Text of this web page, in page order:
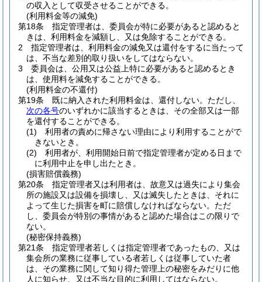
の収入として収受させることができる。
(利用料金等の減免)
第18条
指定管理者は、委員会が特に必要があると認めると
きは、利用料金を減額し、又は免除することができる。
2
指定管理者は、利用料金の減免又は還付をするに当たって
は、不当な差別的取り扱いをしてはならない。
3
委員会は、公用又は公益上特に必要があると認めるとき
は、使用料を減免することができる。
(利用料金の不還付)
第19条
既に納入された利用料金は、還付しない。 ただし、
次の各号のいずれかに該当するときは、その全部又は一部
を還付することができる。
(1)
利用者の責めに帰さない理由により利用することがで
きないとき。
(2)
利用者が、利用開始日前で指定管理者が定める日まで
に利用中止を申し出たとき。
(損害賠償義務)
第20条
指定管理者又は利用者は、故意又は過失により集会
所の施設又は設備を損壊し、又は滅失したときは、それに
よって生じた損害を町に賠償しなければならない。 ただ
し、委員会が特別の事情があると認めた場合はこの限りで
ない。
(秘密保持義務)
第21条
指定管理者若しくは指定管理者であったもの、又は
集会所の業務に従事している者若しくは従事していた者
は、その業務に関して知り得た管理上の秘密をみだりに他
人に知らせ、又は不当な目的に利用してはならない。